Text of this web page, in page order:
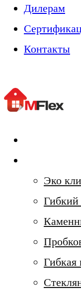
Дилерам
Контакты
Эко
Гибкий
Гибкая